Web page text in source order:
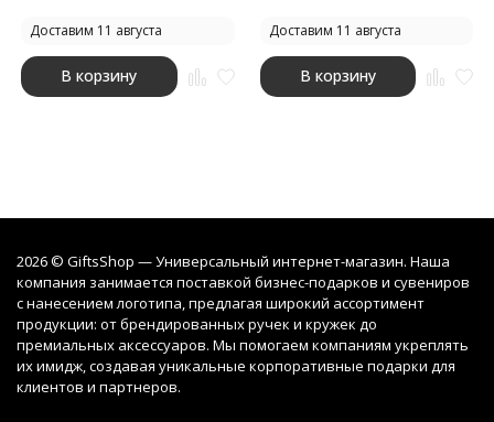
Доставим 11 августа
В корзину
Доставим 11 августа
В корзину
2026 © GiftsShop — Универсальный интернет-магазин. Наша
компания занимается поставкой бизнес-подарков и сувениров
с нанесением логотипа, предлагая широкий ассортимент
продукции: от брендированных ручек и кружек до
премиальных аксессуаров. Мы помогаем компаниям укреплять
их имидж, создавая уникальные корпоративные подарки для
клиентов и партнеров.